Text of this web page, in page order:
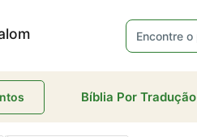
Bíblia Por Tradução